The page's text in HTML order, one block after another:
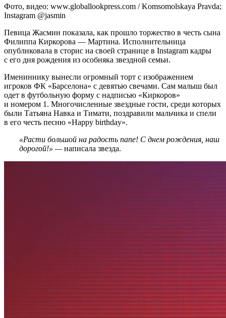
Фото, видео: www.globallookpress.com / Komsomolskaya Pravda;
Instagram @jasmin
Певица Жасмин показала, как прошло торжество в честь сына
Филиппа Киркорова — Мартина. Исполнительница
опубликовала в сторис на своей странице в Instagram кадры
с его дня рождения из особняка звездной семьи.
Имениннику вынесли огромный торт с изображением
игроков ФК «Барселона» с девятью свечами. Сам малыш был
одет в футбольную форму с надписью «Киркоров»
и номером 1. Многочисленные звездные гости, среди которых
были Татьяна Навка и Тимати, поздравили мальчика и спели
в его честь песню «Happy birthday».
«Расти большой на радость папе! С днем рождения, наш
дорогой!» —написала звезда.